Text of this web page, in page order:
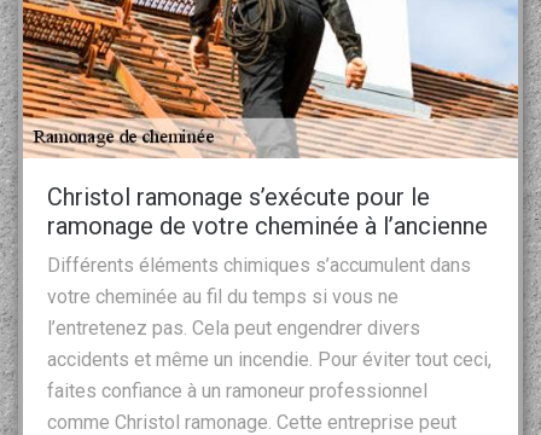
Christol ramonage s’exécute pour le
ramonage de votre cheminée à l’ancienne
Différents éléments chimiques s’accumulent dans
votre cheminée au fil du temps si vous ne
l’entretenez pas. Cela peut engendrer divers
accidents et même un incendie. Pour éviter tout ceci,
faites confiance à un ramoneur professionnel
comme Christol ramonage. Cette entreprise peut